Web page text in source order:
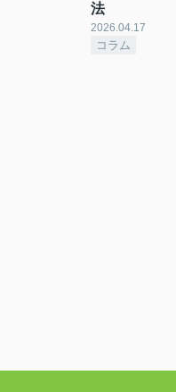
法
2026.04.17
コラム